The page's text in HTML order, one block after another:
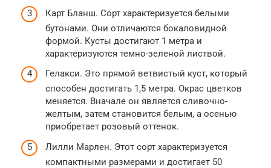
Карт Бланш. Сорт характеризуется белыми
бутонами. Они отличаются бокаловидной
формой. Кусты достигают 1 метра и
характеризуются темно-зеленой листвой.
Гелакси. Это прямой ветвистый куст, который
способен достигать 1,5 метра. Окрас цветков
меняется. Вначале он является сливочно-
желтым, затем становится белым, а осенью
приобретает розовый оттенок.
Лилли Марлен. Этот сорт характеризуется
компактными размерами и достигает 50